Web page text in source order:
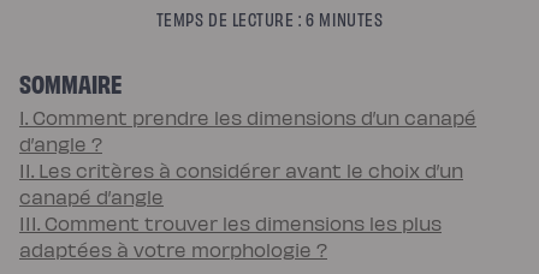
Pack
Lit
Confort
Pack
Lit
4
Étoiles
Pack
Lit
5
Étoiles
Pack
TEMPS DE LECTURE : 6 MINUTES
SOMMAIRE
I. Comment prendre les dimensions d’un canapé
d’angle ?
II. Les critères à considérer avant le choix d’un
canapé d’angle
III. Comment trouver les dimensions les plus
adaptées à votre morphologie ?